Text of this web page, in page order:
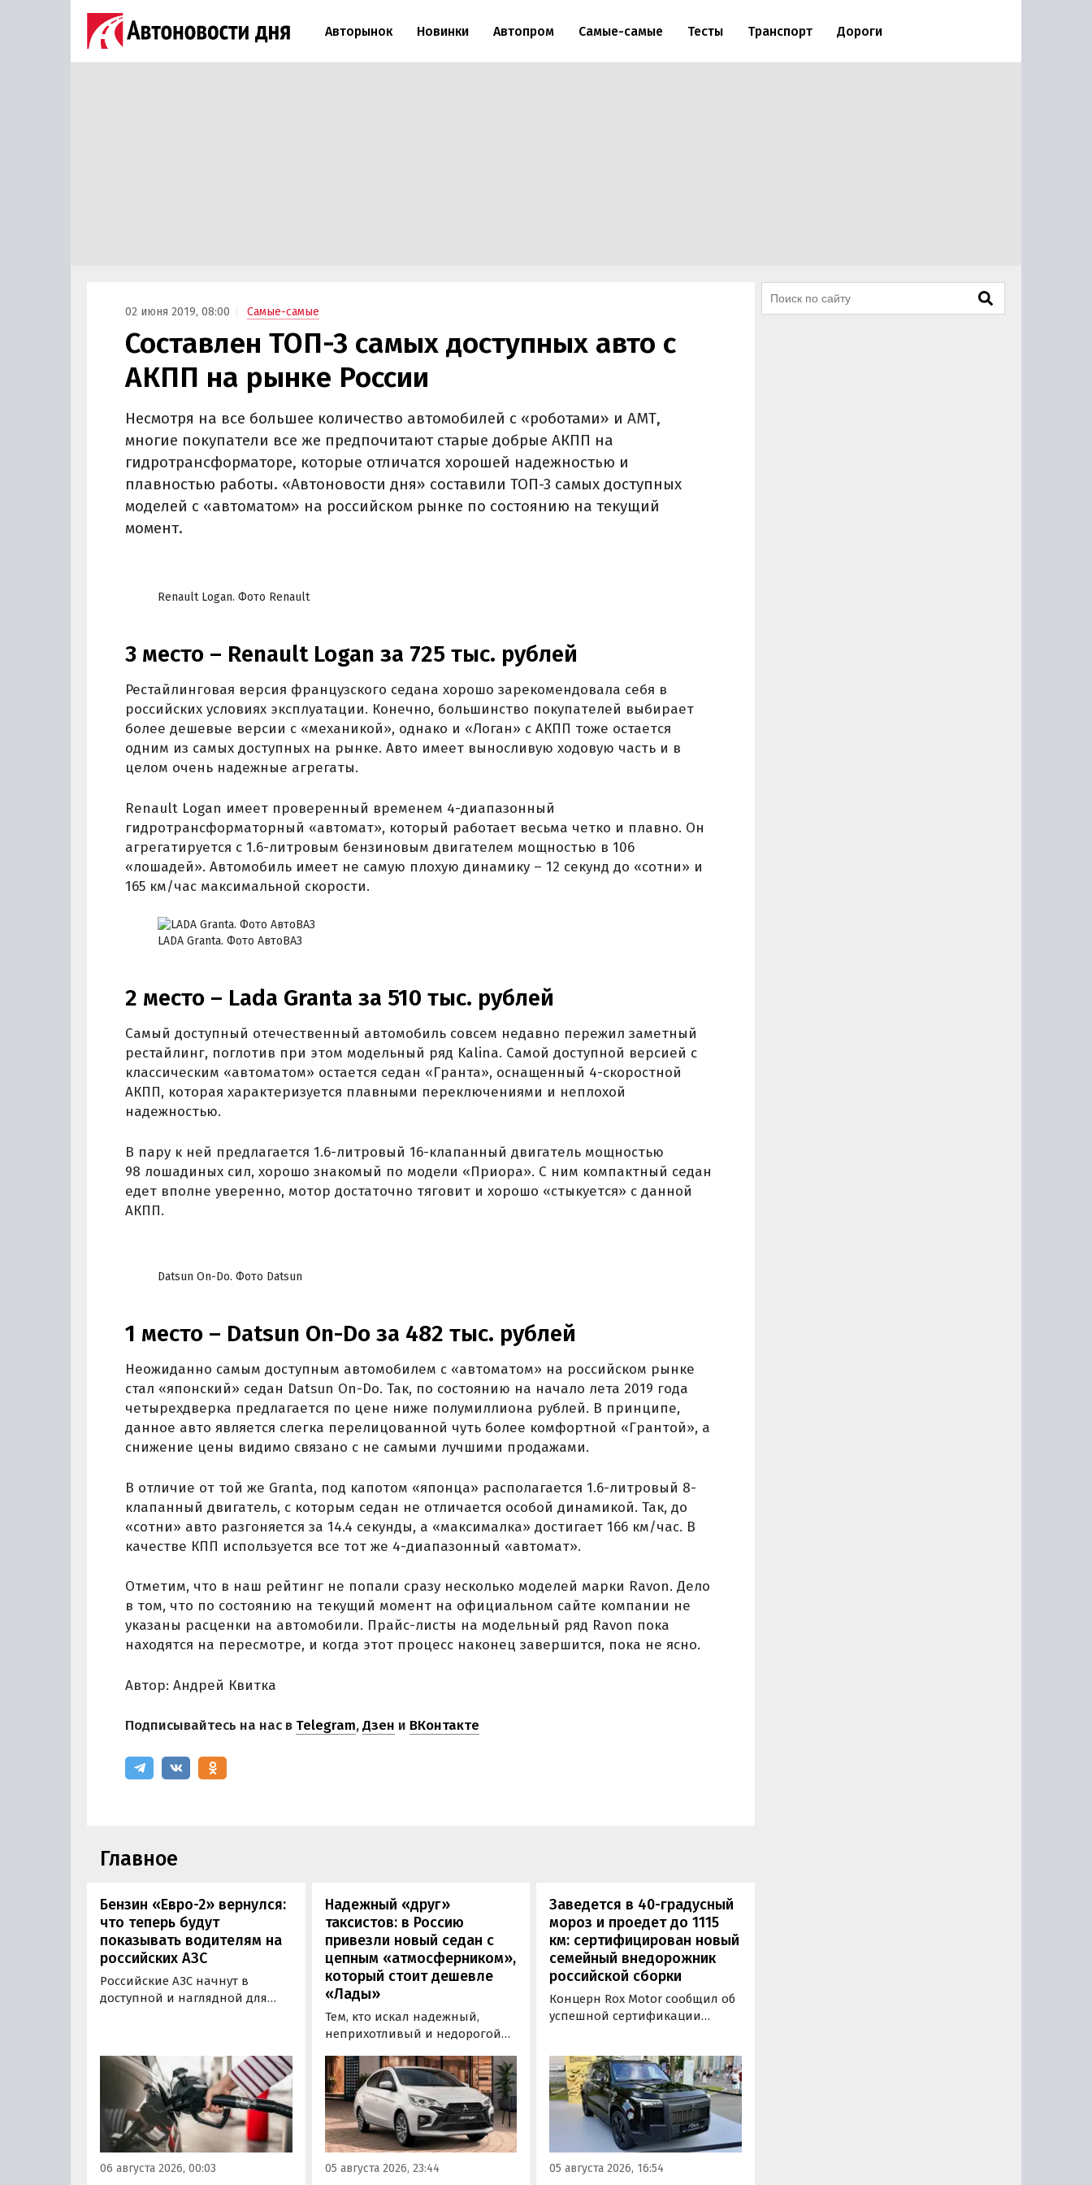
Авторынок Новинки Автопром Самые-самые Тесты Транспорт Дороги
02 июня 2019, 08:00 Самые-самые
Составлен ТОП-3 самых доступных авто с
АКПП на рынке России
Несмотря на все большее количество автомобилей с «роботами» и АМТ,
многие покупатели все же предпочитают старые добрые АКПП на
гидротрансформаторе, которые отличатся хорошей надежностью и
плавностью работы. «Автоновости дня» составили ТОП-3 самых доступных
моделей с «автоматом» на российском рынке по состоянию на текущий
момент.
Renault Logan. Фото Renault
3 место – Renault Logan за 725 тыс. рублей
Рестайлинговая версия французского седана хорошо зарекомендовала себя в
российских условиях эксплуатации. Конечно, большинство покупателей выбирает
более дешевые версии с «механикой», однако и «Логан» с АКПП тоже остается
одним из самых доступных на рынке. Авто имеет выносливую ходовую часть и в
целом очень надежные агрегаты.
Renault Logan имеет проверенный временем 4-диапазонный
гидротрансформаторный «автомат», который работает весьма четко и плавно. Он
агрегатируется с 1.6-литровым бензиновым двигателем мощностью в 106
«лошадей». Автомобиль имеет не самую плохую динамику – 12 секунд до «сотни» и
165 км/час максимальной скорости.
LADA Granta. Фото АвтоВАЗ
2 место – Lada Granta за 510 тыс. рублей
Самый доступный отечественный автомобиль совсем недавно пережил заметный
рестайлинг, поглотив при этом модельный ряд Kalina. Самой доступной версией с
классическим «автоматом» остается седан «Гранта», оснащенный 4-скоростной
АКПП, которая характеризуется плавными переключениями и неплохой
надежностью.
В пару к ней предлагается 1.6-литровый 16-клапанный двигатель мощностью
98 лошадиных сил, хорошо знакомый по модели «Приора». С ним компактный седан
едет вполне уверенно, мотор достаточно тяговит и хорошо «стыкуется» с данной
АКПП.
Datsun On-Do. Фото Datsun
1 место – Datsun On-Do за 482 тыс. рублей
Неожиданно самым доступным автомобилем с «автоматом» на российском рынке
стал «японский» седан Datsun On-Do. Так, по состоянию на начало лета 2019 года
четырехдверка предлагается по цене ниже полумиллиона рублей. В принципе,
данное авто является слегка перелицованной чуть более комфортной «Грантой», а
снижение цены видимо связано с не самыми лучшими продажами.
В отличие от той же Granta, под капотом «японца» располагается 1.6-литровый 8-
клапанный двигатель, с которым седан не отличается особой динамикой. Так, до
«сотни» авто разгоняется за 14.4 секунды, а «максималка» достигает 166 км/час. В
качестве КПП используется все тот же 4-диапазонный «автомат».
Отметим, что в наш рейтинг не попали сразу несколько моделей марки Ravon. Дело
в том, что по состоянию на текущий момент на официальном сайте компании не
указаны расценки на автомобили. Прайс-листы на модельный ряд Ravon пока
находятся на пересмотре, и когда этот процесс наконец завершится, пока не ясно.
Автор: Андрей Квитка
Подписывайтесь на нас в Telegram,Дзен и ВКонтакте
Главное
Бензин «Евро-2» вернулся:
что теперь будут
показывать водителям на
российских АЗС
Российские АЗС начнут в
доступной и наглядной для
отпускаемого топлива. Это
позволит автовладельцам
осознанно выбрать топливо
определенного класса — от
«Евро-2» до «Евро-5»,
сообщили в Минэнерго РФ.
06 августа 2026, 00:03
Надежный «друг»
таксистов: в Россию
привезли новый седан с
цепным «атмосферником»,
который стоит дешевле
«Лады»
Тем, кто искал надежный,
неприхотливый и недорогой
может подойти популярный у
азиатских таксистов седан
Mitsubishi Attrage. В Таиланде
он стоит от 1 380 000 рублей по
текущему курсу, а «частник» из
Екатеринбурга просит за него 1
600 000 рублей, узнали
05 августа 2026, 23:44
Заведется в 40-градусный
мороз и проедет до 1115
км: сертифицирован новый
семейный внедорожник
российской сборки
Концерн Rox Motor сообщил об
успешной сертификации
Модель получила Одобрение
типа транспортного средства
(ОТТС), позволяющее
выпускаться на
калининградском заводе
«Автотор» с российским VIN-
номером.
05 августа 2026, 16:54